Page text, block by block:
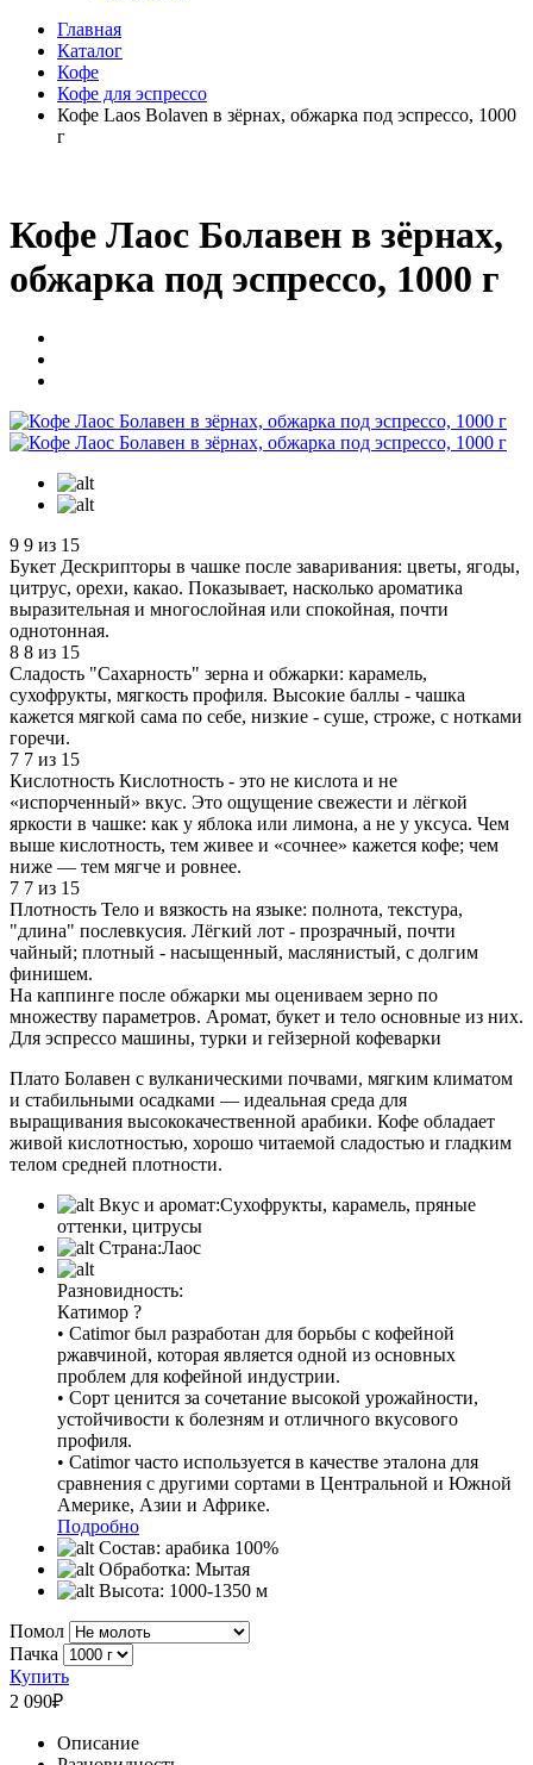
Главная
Каталог
Кофе
Кофе для эспрессо
Кофе Laos Bolaven в зёрнах, обжарка под эспрессо, 1000
г
Кофе Лаос Болавен в зёрнах,
обжарка под эспрессо, 1000 г
9 9 из 15
Букет Дескрипторы в чашке после заваривания: цветы, ягоды,
цитрус, орехи, какао. Показывает, насколько ароматика
выразительная и многослойная или спокойная, почти
однотонная.
8 8 из 15
Сладость "Сахарность" зерна и обжарки: карамель,
сухофрукты, мягкость профиля. Высокие баллы - чашка
кажется мягкой сама по себе, низкие - суше, строже, с нотками
горечи.
7 7 из 15
Кислотность Кислотность - это не кислота и не
«испорченный» вкус. Это ощущение свежести и лёгкой
яркости в чашке: как у яблока или лимона, а не у уксуса. Чем
выше кислотность, тем живее и «сочнее» кажется кофе; чем
ниже — тем мягче и ровнее.
7 7 из 15
Плотность Тело и вязкость на языке: полнота, текстура,
"длина" послевкусия. Лёгкий лот - прозрачный, почти
чайный; плотный - насыщенный, маслянистый, с долгим
финишем.
На каппинге после обжарки мы оцениваем зерно по
множеству параметров. Аромат, букет и тело основные из них.
Для эспрессо машины, турки и гейзерной кофеварки
Плато Болавен с вулканическими почвами, мягким климатом
и стабильными осадками — идеальная среда для
выращивания высококачественной арабики. Кофе обладает
живой кислотностью, хорошо читаемой сладостью и гладким
телом средней плотности.
Вкус и аромат:Cухофрукты, карамель, пряные
оттенки, цитрусы
Страна:Лаос
Разновидность:
Катимор ?
• Catimor был разработан для борьбы с кофейной
ржавчиной, которая является одной из основных
проблем для кофейной индустрии.
• Сорт ценится за сочетание высокой урожайности,
устойчивости к болезням и отличного вкусового
профиля.
• Catimor часто используется в качестве эталона для
сравнения с другими сортами в Центральной и Южной
Америке, Азии и Африке.
Подробно
Состав: арабика 100%
Обработка: Мытая
Высота: 1000-1350 м
Помол
Пачка
Купить
2 090₽
Описание